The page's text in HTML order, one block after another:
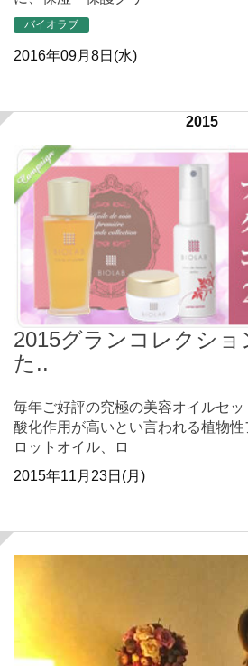
バイオラブ
2016年09月8日(水)
2015
2015グランコレクショ
た..
毎年ご好評の究極の美容オイルセ
酸化作用が高いとい言われる植物
ロットオイル、ロ
2015年11月23日(月)